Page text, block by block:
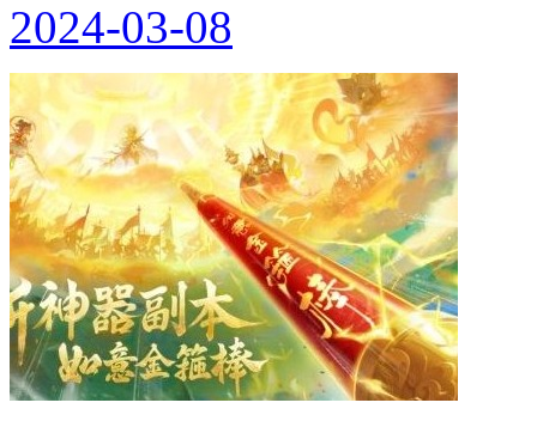
2024-03-08